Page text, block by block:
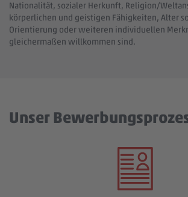
Nationalität, sozialer Herkunft, Religion/
körperlichen und geistigen Fähigkeiten, Alter
Orientierung oder weiteren individuellen
gleichermaßen willkommen sind.
Unser